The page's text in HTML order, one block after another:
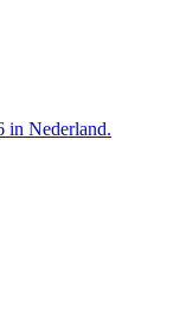
in Nederland.